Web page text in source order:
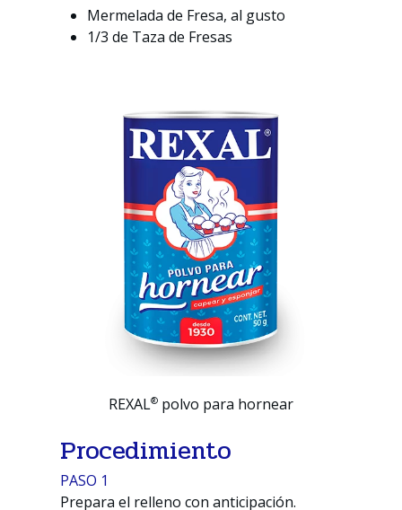
Mermelada de Fresa, al gusto
1/3 de Taza de Fresas
REXAL® polvo para hornear
Procedimiento
PASO 1
Prepara el relleno con anticipación.